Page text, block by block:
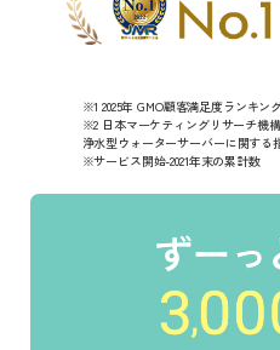
※1 2025年 GMO顧客満足度ランキ
※2 日本マーケティングリサーチ機構
浄水型ウォーターサーバーに関する
※サービス開始-2021年末の累計数